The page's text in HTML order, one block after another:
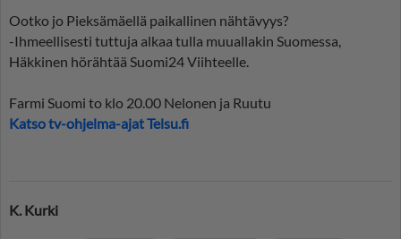
Ootko jo Pieksämäellä paikallinen nähtävyys?
-Ihmeellisesti tuttuja alkaa tulla muuallakin Suomessa,
Häkkinen hörähtää Suomi24 Viihteelle.
Farmi Suomi to klo 20.00 Nelonen ja Ruutu
Katso tv-ohjelma-ajat Telsu.fi
K. Kurki